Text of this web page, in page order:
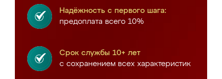
Надёжность с первого шага:
предоплата всего 10%
Срок службы 10+ лет
с сохранением всех характеристик